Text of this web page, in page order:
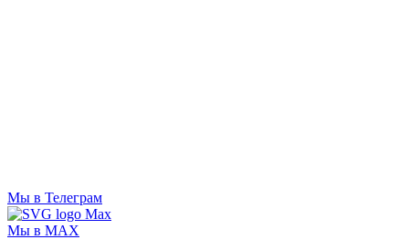
Мы в Телеграм
Мы в MAX